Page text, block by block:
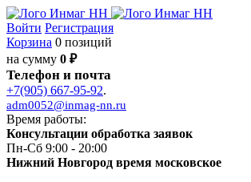
Войти Регистрация
Корзина 0 позиций
на сумму 0 ₽
Телефон и почта
+7(905) 667-95-92.
adm0052@inmag-nn.ru
Время работы:
Консультации обработка заявок
Пн-Сб 9:00 - 20:00
Нижний Новгород время московское